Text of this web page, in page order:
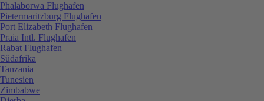
Phalaborwa Flughafen
Pietermaritzburg Flughafen
Port Elizabeth Flughafen
Praia Intl. Flughafen
Rabat Flughafen
Südafrika
Tanzania
Tunesien
Zimbabwe